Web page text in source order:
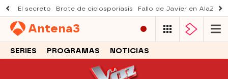
El secreto Brote de ciclosporiasis Fallo de Javier en AlaZ
Antena3
SERIES PROGRAMAS NOTICIAS